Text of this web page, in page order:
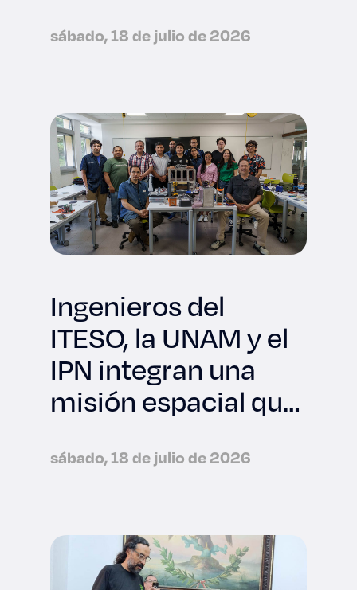
sábado, 18 de julio de 2026
Ingenieros del
ITESO, la UNAM y el
IPN integran una
misión espacial que
sábado, 18 de julio de 2026